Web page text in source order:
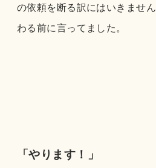
の依頼を断る訳にはいきませ
わる前に言ってました。
「やります！」